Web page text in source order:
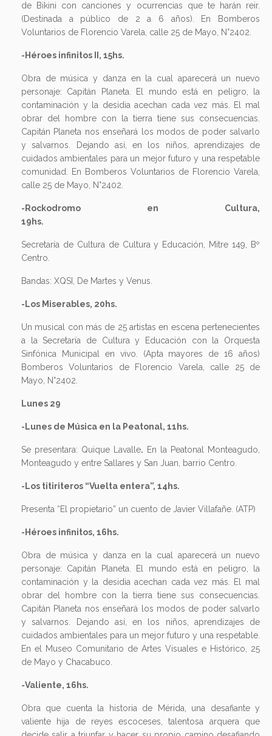
de Bikini con canciones y ocurrencias que te harán reir.
(Destinada a público de 2 a 6 años). En Bomberos
Voluntarios de Florencio Varela, calle 25 de Mayo, N°2402.
-Héroes infinitos II, 15hs.
Obra de música y danza en la cual aparecerá un nuevo
personaje: Capitán Planeta. El mundo está en peligro, la
contaminación y la desidia acechan cada vez más. El mal
obrar del hombre con la tierra tiene sus consecuencias.
Capitán Planeta nos enseñará los modos de poder salvarlo
y salvarnos. Dejando así, en los niños, aprendizajes de
cuidados ambientales para un mejor futuro y una respetable
comunidad. En Bomberos Voluntarios de Florencio Varela,
calle 25 de Mayo, N°2402.
-Rockodromo en Cultura,
19hs.
Secretaría de Cultura de Cultura y Educación, Mitre 149, Bº
Centro.
Bandas: XQSI, De Martes y Venus.
-Los Miserables, 20hs.
Un musical con más de 25 artistas en escena pertenecientes
a la Secretaría de Cultura y Educación con la Orquesta
Sinfónica Municipal en vivo. (Apta mayores de 16 años)
Bomberos Voluntarios de Florencio Varela, calle 25 de
Mayo, N°2402.
Lunes 29
-Lunes de Música en la Peatonal, 11hs.
Se presentara: Quique Lavalle. En la Peatonal Monteagudo,
Monteagudo y entre Sallares y San Juan, barrio Centro.
-Los titiriteros “Vuelta entera”, 14hs.
Presenta “El propietario” un cuento de Javier Villafañe. (ATP)
-Héroes infinitos, 16hs.
Obra de música y danza en la cual aparecerá un nuevo
personaje: Capitán Planeta. El mundo está en peligro, la
contaminación y la desidia acechan cada vez más. El mal
obrar del hombre con la tierra tiene sus consecuencias.
Capitán Planeta nos enseñará los modos de poder salvarlo
y salvarnos. Dejando así, en los niños, aprendizajes de
cuidados ambientales para un mejor futuro y una respetable.
En el Museo Comunitario de Artes Visuales e Histórico, 25
de Mayo y Chacabuco.
-Valiente, 16hs.
Obra que cuenta la historia de Mérida, una desafiante y
valiente hija de reyes escoceses, talentosa arquera que